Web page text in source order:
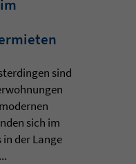
sind
sich im
in der Lange